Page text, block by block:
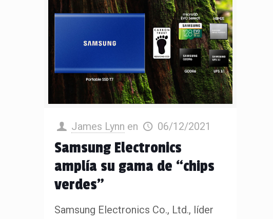
James Lynn en 06/12/2021
Samsung Electronics
amplía su gama de “chips
verdes”
Samsung Electronics Co., Ltd., líder